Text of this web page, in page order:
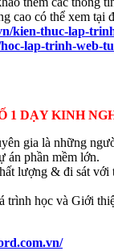
cao có thể xem tại
kien-thuc-lap-
lap-trinh-web-
1 DẠY KINH
gia là những
án phần mềm lớn.
lượng & đi sát với
trình học và Giới